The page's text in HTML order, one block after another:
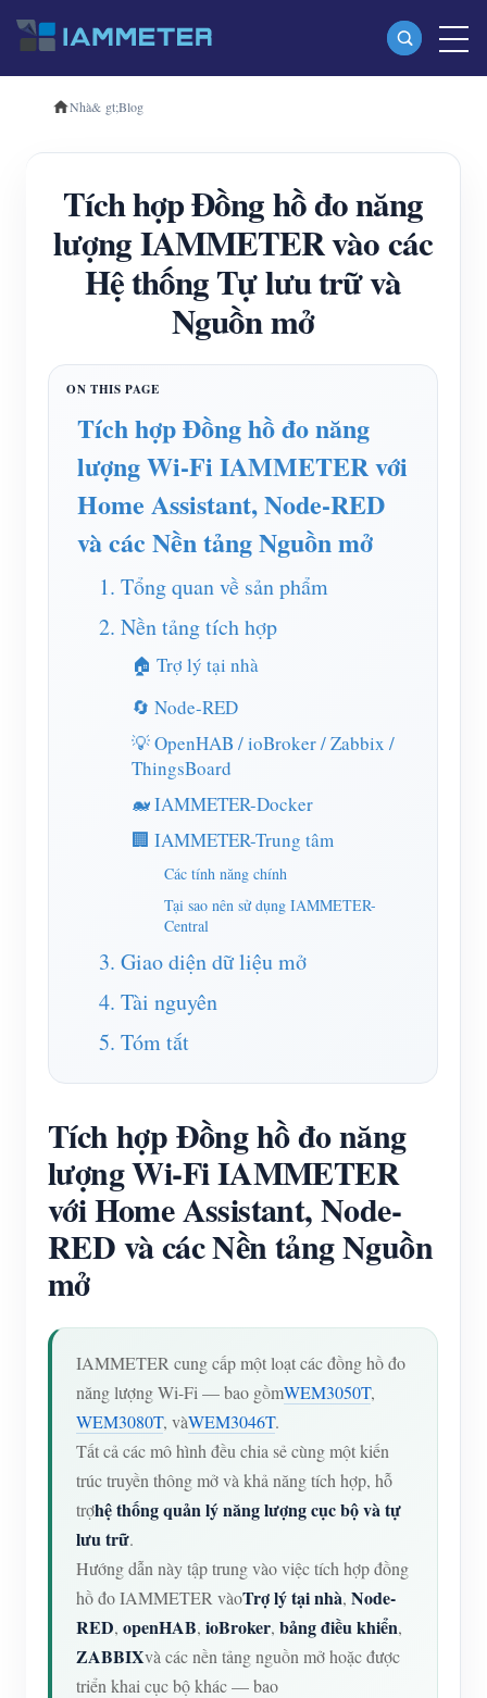
Các sản phẩm
Máy đo năng lượng Wi-Fi ba pha (WEM3080T)
Máy đo năng lượng Wi-Fi ba pha (WEM3046T)
Máy đo năng lượng Wi-Fi ba pha (WEM3050T)
Bộ điều khiển nguồn WiFi
IAMMETER Đám mây Pro
Dịch vụ tự lưu trữ
Bộ sạc xe điện
Trình mô phỏng IAMMETER
Máy đo ảo
Hệ thống dự báo và mô phỏng năng lượng
Các ứng dụng
Màn hình năng lượng hệ thống PV năng lượng mặt
trời
Màn hình sử dụng điện
Tự động hóa gia đình
Giám sát năng lượng nhà máy
Cửa hàng
Tài nguyên
Khởi động nhanh sản phẩm
Tài liệu
Video hướng dẫn
Câu hỏi thường gặp
Blog
Cộng đồng
Nhà phát triển
Khám phá
Chương trình khen thưởng
Tiếp xúc
Về chúng tôi
Nhà& gt;Blog
Tích hợp Đồng hồ đo năng
lượng IAMMETER vào các
Hệ thống Tự lưu trữ và
Nguồn mở
Tích hợp Đồng hồ đo năng
lượng Wi-Fi IAMMETER với
Home Assistant, Node-RED
và các Nền tảng Nguồn mở
1. Tổng quan về sản phẩm
2. Nền tảng tích hợp
🏠 Trợ lý tại nhà
🔄 Node-RED
💡 OpenHAB / ioBroker / Zabbix /
ThingsBoard
🐋 IAMMETER-Docker
🏢 IAMMETER-Trung tâm
Các tính năng chính
Tại sao nên sử dụng IAMMETER-
Central
3. Giao diện dữ liệu mở
4. Tài nguyên
5. Tóm tắt
Tích hợp Đồng hồ đo năng
lượng Wi-Fi IAMMETER
với Home Assistant, Node-
RED và các Nền tảng Nguồn
mở
IAMMETER cung cấp một loạt các đồng hồ đo
năng lượng Wi-Fi — bao gồmWEM3050T,
WEM3080T, vàWEM3046T.
Tất cả các mô hình đều chia sẻ cùng một kiến
trúc truyền thông mở và khả năng tích hợp, hỗ
trợhệ thống quản lý năng lượng cục bộ và tự
lưu trữ.
Hướng dẫn này tập trung vào việc tích hợp đồng
hồ đo IAMMETER vàoTrợ lý tại nhà, Node-
RED, openHAB, ioBroker, bảng điều khiển,
ZABBIXvà các nền tảng nguồn mở hoặc được
triển khai cục bộ khác — bao